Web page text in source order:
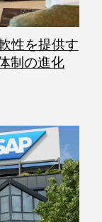
性を提供す
制の進化